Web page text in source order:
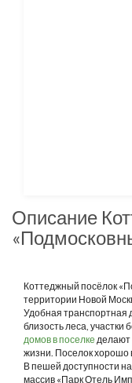
Описание
Коттеджный посёлок
территории Новой
Удобная транспортная
близость леса, участки
домов в поселке делают
жизни. Поселок хорошо
В пешей доступности
массив «Парк Отель